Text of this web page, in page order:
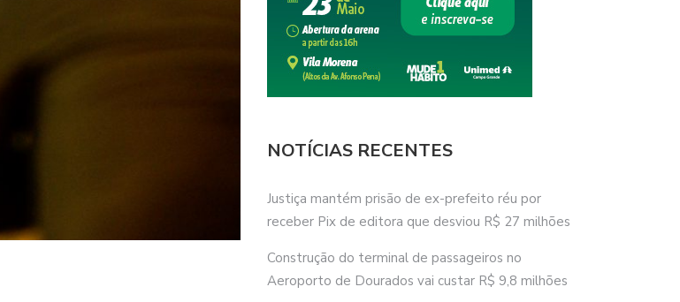
NOTÍCIAS RECENTES
Justiça mantém prisão de ex-prefeito réu por
receber Pix de editora que desviou R$ 27 milhões
Construção do terminal de passageiros no
Aeroporto de Dourados vai custar R$ 9,8 milhões